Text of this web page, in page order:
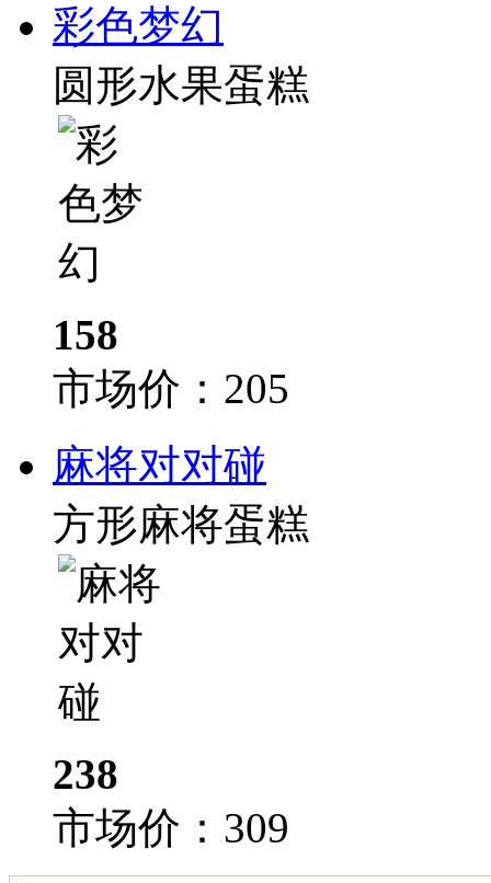
彩色梦幻
圆形水果蛋糕
158
市场价： 205
麻将对对碰
方形麻将蛋糕
238
市场价： 309